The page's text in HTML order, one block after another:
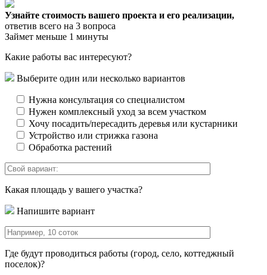
Узнайте стоимость вашего проекта и его реализации,
ответив всего на 3 вопроса
Займет меньше 1 минуты
Какие работы вас интересуют?
Выберите один или несколько вариантов
Нужна консультация со специалистом
Нужен комплексный уход за всем участком
Хочу посадить/пересадить деревья или кустарники
Устройство или стрижка газона
Обработка растений
Какая площадь у вашего участка?
Напишите вариант
Где будут проводиться работы (город, село, коттеджный
поселок)?